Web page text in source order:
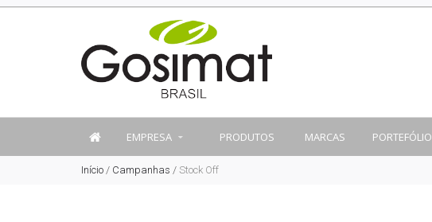
EMPRESA PRODUTOS MARCAS PORTEFÓLIO
Início / Campanhas / Stock Off